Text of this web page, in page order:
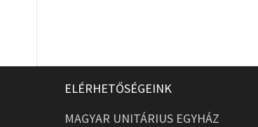
ELÉRHETŐSÉGEINK
MAGYAR UNITÁRIUS EGYHÁZ